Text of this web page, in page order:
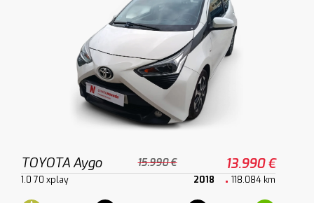
TOYOTA Aygo 15.990 € 13.990 €
1.0 70 xplay 2018 118.084 km